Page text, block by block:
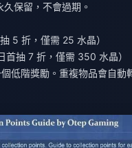
保留，不會過期。
5 折，僅需 25 水晶）
抽 7 折，僅需 350 水晶）
低階獎勵。重複物品會自動